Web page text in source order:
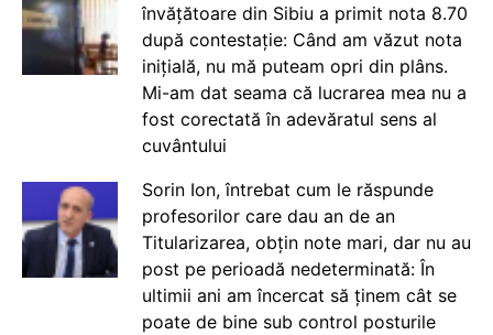
învățătoare din Sibiu a primit nota 8.70
după contestație: Când am văzut nota
inițială, nu mă puteam opri din plâns.
Mi-am dat seama că lucrarea mea nu a
fost corectată în adevăratul sens al
cuvântului
Sorin Ion, întrebat cum le răspunde
profesorilor care dau an de an
Titularizarea, obțin note mari, dar nu au
post pe perioadă nedeterminată: În
ultimii ani am încercat să ținem cât se
poate de bine sub control posturile